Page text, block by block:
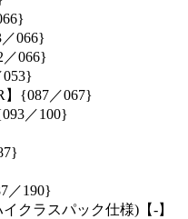
066}
／066}
053}
】{087／067}
／100}
／190}
クラスパック仕様)【-】